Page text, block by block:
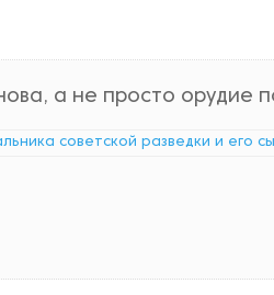
а не просто орудие
советской разведки и его